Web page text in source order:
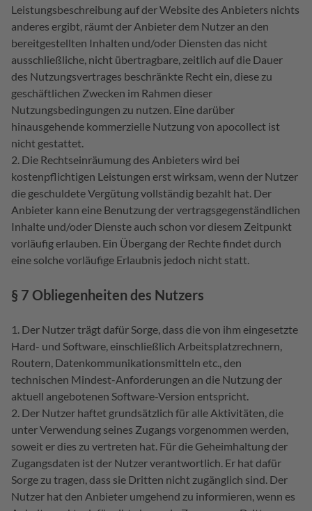
Leistungsbeschreibung auf der Website des Anbieters nichts
anderes ergibt, räumt der Anbieter dem Nutzer an den
bereitgestellten Inhalten und/oder Diensten das nicht
ausschließliche, nicht übertragbare, zeitlich auf die Dauer
des Nutzungsvertrages beschränkte Recht ein, diese zu
geschäftlichen Zwecken im Rahmen dieser
Nutzungsbedingungen zu nutzen. Eine darüber
hinausgehende kommerzielle Nutzung von apocollect ist
nicht gestattet.
Die Rechtseinräumung des Anbieters wird bei
kostenpflichtigen Leistungen erst wirksam, wenn der Nutzer
die geschuldete Vergütung vollständig bezahlt hat. Der
Anbieter kann eine Benutzung der vertragsgegenständlichen
Inhalte und/oder Dienste auch schon vor diesem Zeitpunkt
vorläufig erlauben. Ein Übergang der Rechte findet durch
eine solche vorläufige Erlaubnis jedoch nicht statt.
§ 7 Obliegenheiten des Nutzers
Der Nutzer trägt dafür Sorge, dass die von ihm eingesetzte
Hard- und Software, einschließlich Arbeitsplatzrechnern,
Routern, Datenkommunikationsmitteln etc., den
technischen Mindest-Anforderungen an die Nutzung der
aktuell angebotenen Software-Version entspricht.
Der Nutzer haftet grundsätzlich für alle Aktivitäten, die
unter Verwendung seines Zugangs vorgenommen werden,
soweit er dies zu vertreten hat. Für die Geheimhaltung der
Zugangsdaten ist der Nutzer verantwortlich. Er hat dafür
Sorge zu tragen, dass sie Dritten nicht zugänglich sind. Der
Nutzer hat den Anbieter umgehend zu informieren, wenn es